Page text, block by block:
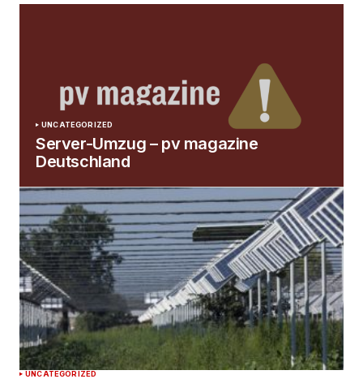
UNCATEGORIZED
Server-Umzug – pv magazine
Deutschland
UNCATEGORIZED